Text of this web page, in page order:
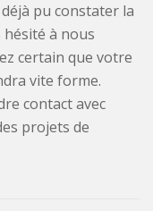
pu constater la
à nous
certain que votre
vite forme.
contact avec
projets de